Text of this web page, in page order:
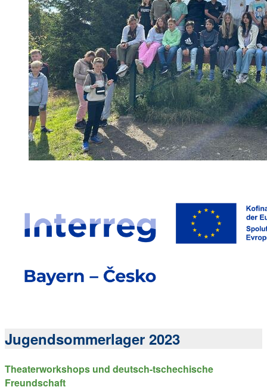
Jugendsommerlager 2023
Theaterworkshops und deutsch-tschechische
Freundschaft